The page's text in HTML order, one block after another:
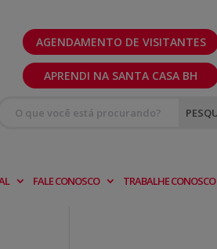
AGENDAMENTO DE VISITANTES
APRENDI NA SANTA CASA BH
FALE CONOSCO TRABALHE CONOSCO